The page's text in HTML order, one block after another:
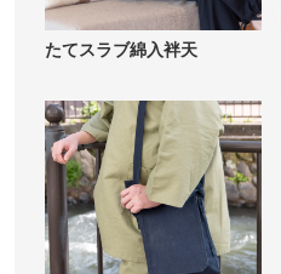
たてスラブ綿入袢天